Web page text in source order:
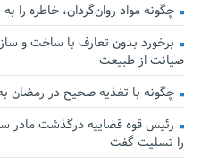
چگونه مواد روان‌گردان، خاطره را
برخورد بدون تعارف با ساخت‌ و
صیانت از طبیعت
چگونه با تغذیه صحیح در رمضان
رئیس قوه قضاییه درگذشت مادر
را تسلیت گفت